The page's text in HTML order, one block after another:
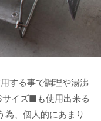
する事で調理や湯沸
サイズ■も使用出来る
為、個人的にあまり